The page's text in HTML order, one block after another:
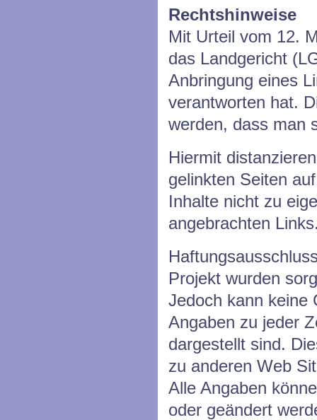
Rechtshinweise
Mit Urteil vom 12.
das Landgericht
Anbringung eines
verantworten hat.
werden, dass man
Hiermit
gelinkten Seiten
Inhalte nicht zu
angebrachten
Projekt wurden
Jedoch kann keine
Angaben zu jeder
dargestellt sind.
zu anderen Web
Alle Angaben
oder geändert